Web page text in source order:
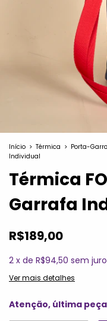
Início > Térmica > Porta-
Individual
Térmica
Garrafa
R$189,00
2 x de R$94,50 sem
Ver mais detalhes
Atenção, última